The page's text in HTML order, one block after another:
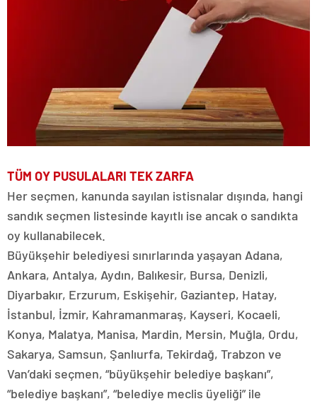
TÜM OY PUSULALARI TEK ZARFA
Her seçmen, kanunda sayılan istisnalar dışında, hangi
sandık seçmen listesinde kayıtlı ise ancak o sandıkta
oy kullanabilecek.
Büyükşehir belediyesi sınırlarında yaşayan Adana,
Ankara, Antalya, Aydın, Balıkesir, Bursa, Denizli,
Diyarbakır, Erzurum, Eskişehir, Gaziantep, Hatay,
İstanbul, İzmir, Kahramanmaraş, Kayseri, Kocaeli,
Konya, Malatya, Manisa, Mardin, Mersin, Muğla, Ordu,
Sakarya, Samsun, Şanlıurfa, Tekirdağ, Trabzon ve
Van’daki seçmen, “büyükşehir belediye başkanı”,
“belediye başkanı”, “belediye meclis üyeliği” ile